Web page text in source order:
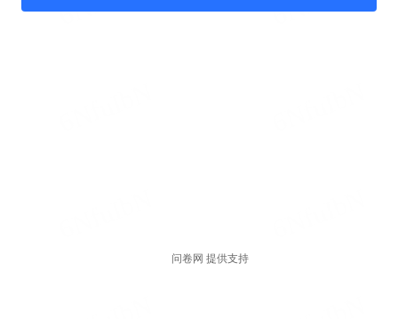
问卷网 提供支持